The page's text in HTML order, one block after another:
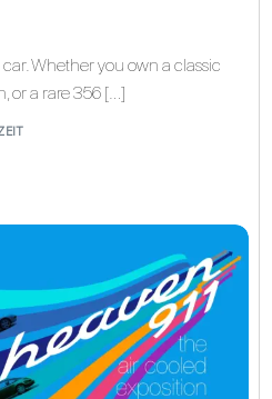
Whether you own a classic
or a rare 356 […]